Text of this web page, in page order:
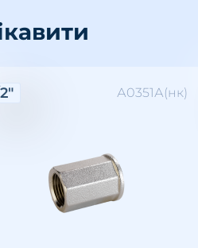
А0351А(нк)
внутрішня
різьби: 1/2"
латунь